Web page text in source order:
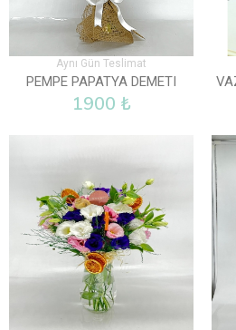
Aynı Gün Teslimat
PEMPE PAPATYA DEMETI
1900 ₺